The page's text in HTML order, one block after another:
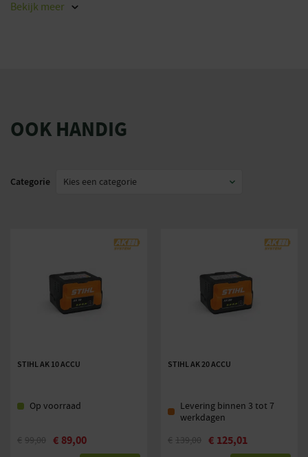
Bekijk meer
OOK HANDIG
Categorie
STIHL AK 10 ACCU
Op voorraad
€ 99,00 € 89,00
STIHL AK 20 ACCU
Levering binnen 3 tot 7
werkdagen
€ 139,00 € 125,01